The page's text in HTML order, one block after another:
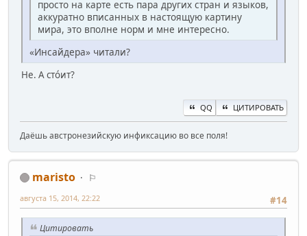
просто на карте есть пара других стран и языков,
аккуратно вписанных в настоящую картину
мира, это вполне норм и мне интересно.
«Инсайдера» читали?
Не. А стóит?
QQ ЦИТИРОВАТЬ
Даёшь австронезийскую инфиксацию во все поля!
maristo
⚐
#14
августа 15, 2014, 22:22
Цитировать